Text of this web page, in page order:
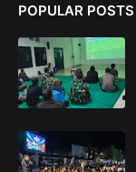
POPULAR POSTS